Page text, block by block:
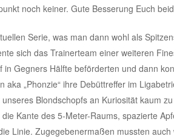
noch keiner. Gute Besserung Euch
Serie, was man dann wohl als
sich das Trainerteam einer weiteren
Gegners Hälfte beförderten und dann
„Phonzie“ ihre Debüttreffer im
Blondschopfs an Kuriosität kaum
Kante des 5-Meter-Raums, spazierte
Linie. Zugegebenermaßen mussten